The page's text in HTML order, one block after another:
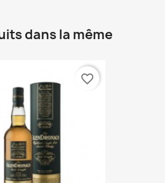
dans la même
favorite_border